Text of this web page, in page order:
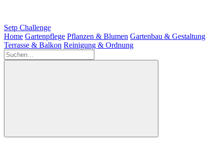
Setp Challenge
Home Gartenpflege Pflanzen & Blumen Gartenbau & Gestaltung
Terrasse & Balkon Reinigung & Ordnung